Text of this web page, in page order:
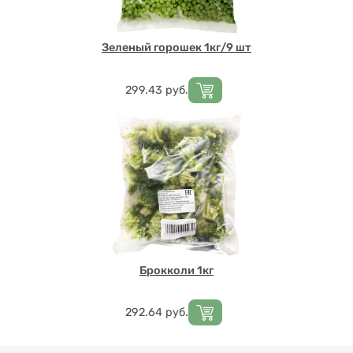
Зеленый горошек 1кг/9 шт
Цена
299.43 руб.
Брокколи 1кг
Цена
292.64 руб.